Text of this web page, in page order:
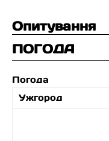
Опитування
ПОГОДА
Погода
Ужгород